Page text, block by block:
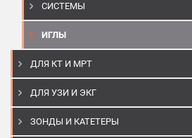
СИСТЕМЫ
ИГЛЫ
ДЛЯ КТ И МРТ
ДЛЯ УЗИ И ЭКГ
ЗОНДЫ И КАТЕТЕРЫ